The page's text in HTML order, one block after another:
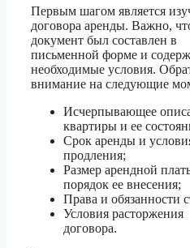
Первым шагом является
договора аренды. Важно,
документ был составлен в
письменной форме и
необходимые условия.
внимание на следующие
Исчерпывающее
квартиры и ее
Срок аренды и
продления;
Размер арендной
порядок ее внесения;
Права и обязанности
Условия расторжения
договора.